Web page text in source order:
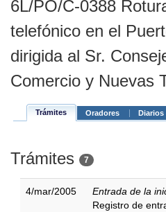
6L/PO/C-0388
telefónico en el
dirigida al Sr.
Comercio y Nuevas
Trámites Oradores Diarios
Trámites 7
4/mar/2005
Entrada de la
Registro de